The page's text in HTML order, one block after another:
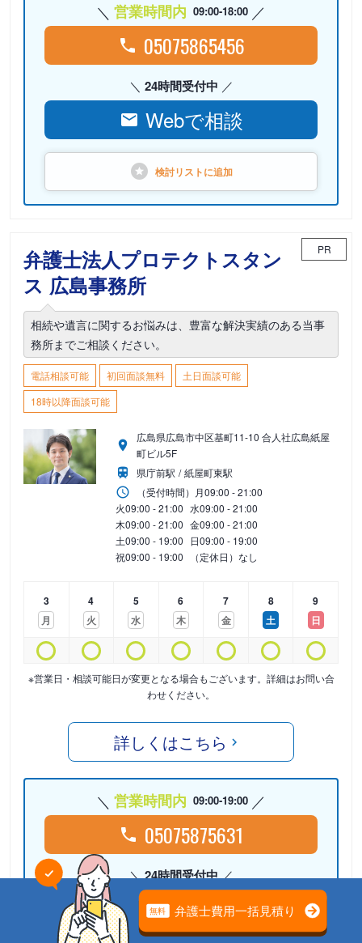
営業時間内 09:00-18:00
05075865456
24時間受付中
Webで相談
検討リストに追加
弁護士法人プロテクトスタン
ス 広島事務所
PR
相続や遺言に関するお悩みは、豊富な解決実績のある当事
務所までご相談ください。
電話相談可能 初回面談無料
土日面談可能
18時以降面談可能
広島県広島市中区基町11-10 合人社広島紙屋
町ビル5F
県庁前駅
紙屋町東駅
（受付時間） 月09:00 - 21:00
火09:00 - 21:00 水09:00 - 21:00
木09:00 - 21:00 金09:00 - 21:00
土09:00 - 19:00 日09:00 - 19:00
祝09:00 - 19:00 （定休日）なし
3
月
4
火
5
水
6
木
7
金
8
土
9
日
※営業日・相談可能日が変更となる場合もございます。詳細はお問い合
わせください。
詳しくはこちら
営業時間内 09:00-19:00
05075875631
24時間受付中
Webで相談